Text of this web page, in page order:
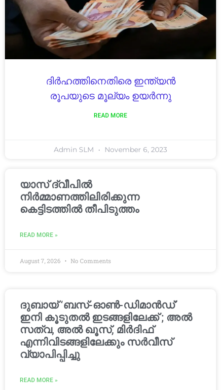
ദിർഹത്തിനെതിരെ ഇന്ത്യൻ
രൂപയുടെ മൂല്യം ഉയർന്നു
READ MORE
Admin SLM November 6, 2023
യാസ് ദ്വീപിൽ
നിർമ്മാണത്തിലിരിക്കുന്ന
കെട്ടിടത്തിൽ തീപിടുത്തം
READ MORE »
August 7, 2026 No Comments
ദുബായ് ‘ബസ്-ഓൺ-ഡിമാൻഡ്’
ഇനി കൂടുതൽ ഇടങ്ങളിലേക്ക് ; അൽ
സത്വ, അൽ ഖൂസ്, മിർദിഫ്
എന്നിവിടങ്ങളിലേക്കും സർവീസ്
വ്യാപിപ്പിച്ചു
READ MORE »